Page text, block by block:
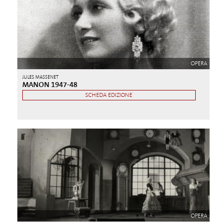
OPERA
JULES MASSENET
MANON 1947-48
SCHEDA EDIZIONE
OPERA